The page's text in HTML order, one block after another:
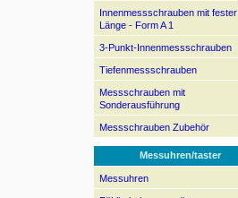
Innenmessschrauben mit fester
Länge - Form A 1
3-Punkt-Innenmessschrauben
Tiefenmessschrauben
Messschrauben mit
Sonderausführung
Messschrauben Zubehör
Messuhren/taster
Messuhren